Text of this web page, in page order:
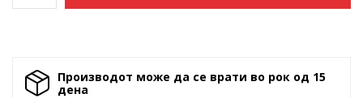
Производот може да се врати во рок од 15
денa